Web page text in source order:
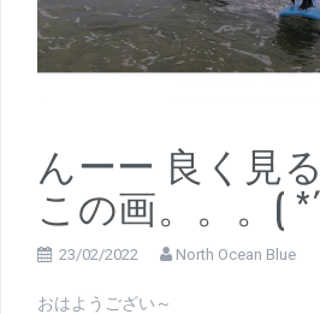
んーー 良く見
この画。。。(
23/02/2022 North Ocean Blue
おはようござい～